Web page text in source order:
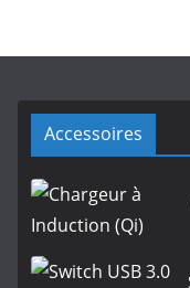
Accessoires